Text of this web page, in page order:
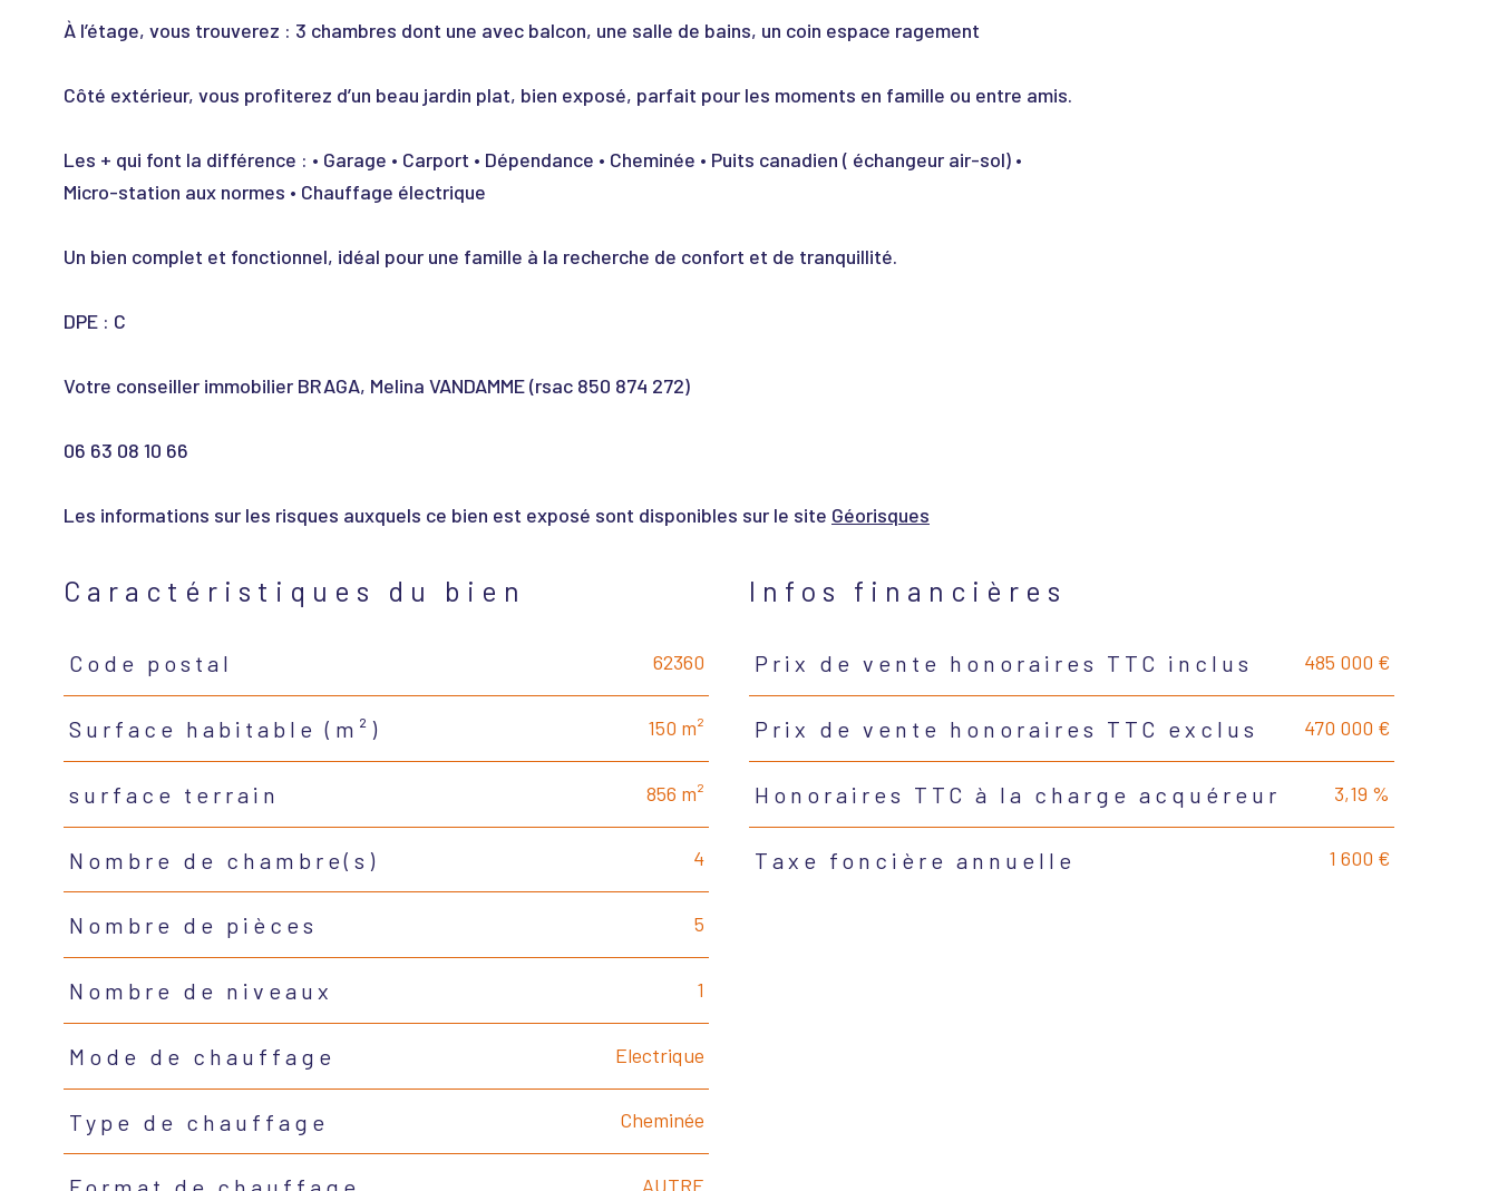
À l’étage, vous trouverez : 3 chambres dont une avec balcon, une salle de bains, un coin espace ragement
Côté extérieur, vous profiterez d’un beau jardin plat, bien exposé, parfait pour les moments en famille ou entre amis.
Les + qui font la différence : • Garage • Carport • Dépendance • Cheminée • Puits canadien ( échangeur air-sol) •
Micro-station aux normes • Chauffage électrique
Un bien complet et fonctionnel, idéal pour une famille à la recherche de confort et de tranquillité.
DPE : C
Votre conseiller immobilier BRAGA, Melina VANDAMME (rsac 850 874 272)
06 63 08 10 66
Les informations sur les risques auxquels ce bien est exposé sont disponibles sur le site Géorisques
Caractéristiques du bien
Caractéristiques Valeurs
Code postal 62360
Surface habitable (m²) 150 m²
surface terrain 856 m²
Nombre de chambre(s) 4
Nombre de pièces 5
Nombre de niveaux 1
Mode de chauffage Electrique
Type de chauffage Cheminée
AUTRE
Infos financières
Caractéristiques Valeurs
Prix de vente honoraires TTC inclus 485 000 €
Prix de vente honoraires TTC exclus 470 000 €
Honoraires TTC à la charge acquéreur 3,19 %
Taxe foncière annuelle 1 600 €